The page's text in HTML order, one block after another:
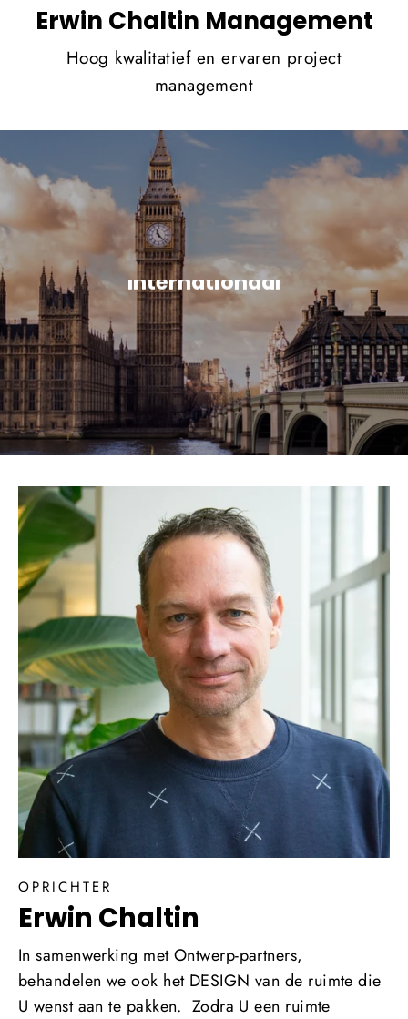
Erwin Chaltin Management
Hoog kwalitatief en ervaren project
management
Flexibel
OPRICHTER
Erwin Chaltin
In samenwerking met Ontwerp-partners,
behandelen we ook het DESIGN van de ruimte die
U wenst aan te pakken. Zodra U een ruimte